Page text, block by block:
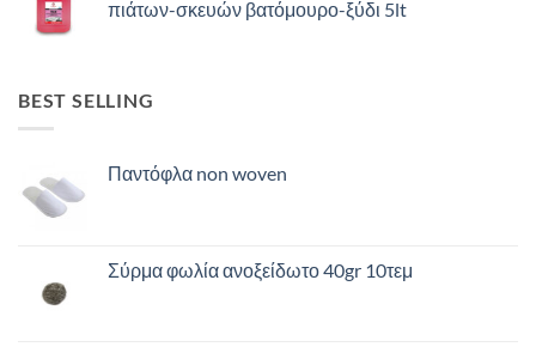
πιάτων-σκευών βατόμουρο-ξύδι 5lt
BEST SELLING
Παντόφλα non woven
Σύρμα φωλία ανοξείδωτο 40gr 10τεμ